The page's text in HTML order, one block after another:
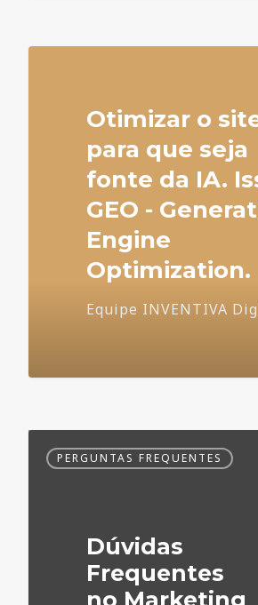
Otimizar o
para que seja
fonte da IA.
GEO -
Engine
Optimization.
Equipe INVENTIVA
Frequentes
PERGUNTAS FREQUENTES
Dúvidas
Frequentes
no Marketing